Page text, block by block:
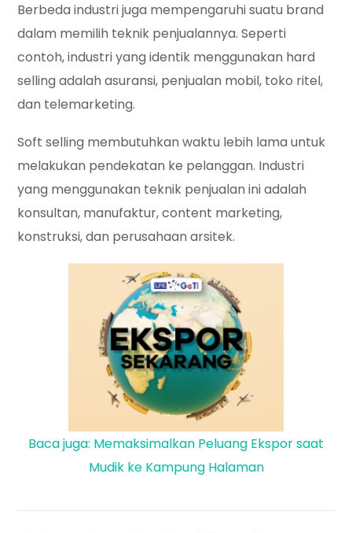
Berbeda industri juga mempengaruhi suatu brand
dalam memilih teknik penjualannya. Seperti
contoh, industri yang identik menggunakan hard
selling adalah asuransi, penjualan mobil, toko ritel,
dan telemarketing.
Soft selling membutuhkan waktu lebih lama untuk
melakukan pendekatan ke pelanggan. Industri
yang menggunakan teknik penjualan ini adalah
konsultan, manufaktur, content marketing,
konstruksi, dan perusahaan arsitek.
Baca juga: Memaksimalkan Peluang Ekspor saat
Mudik ke Kampung Halaman